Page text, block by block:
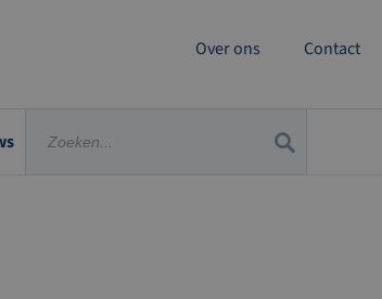
Over ons Contact